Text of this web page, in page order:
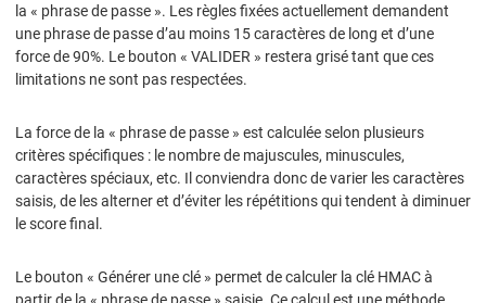
la « phrase de passe ». Les règles fixées actuellement demandent
une phrase de passe d’au moins 15 caractères de long et d’une
force de 90%. Le bouton « VALIDER » restera grisé tant que ces
limitations ne sont pas respectées.
La force de la « phrase de passe » est calculée selon plusieurs
critères spécifiques : le nombre de majuscules, minuscules,
caractères spéciaux, etc. Il conviendra donc de varier les caractères
saisis, de les alterner et d’éviter les répétitions qui tendent à diminuer
le score final.
Le bouton « Générer une clé » permet de calculer la clé HMAC à
partir de la « phrase de passe » saisie. Ce calcul est une méthode